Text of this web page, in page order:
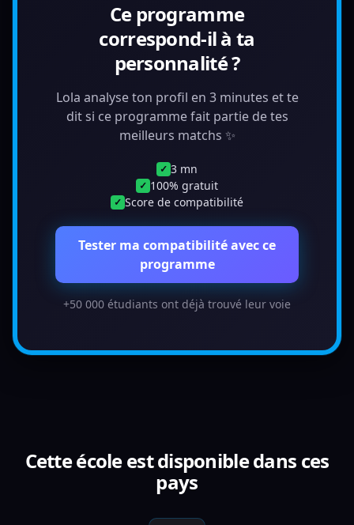
Ce programme
correspond-il à ta
personnalité ?
Lola analyse ton profil en 3 minutes et te
dit si ce programme fait partie de tes
meilleurs matchs ✨
✓ 3 mn
✓ 100% gratuit
✓ Score de compatibilité
Tester ma compatibilité avec ce
programme
+50 000 étudiants ont déjà trouvé leur voie
Cette école est disponible dans ces
pays